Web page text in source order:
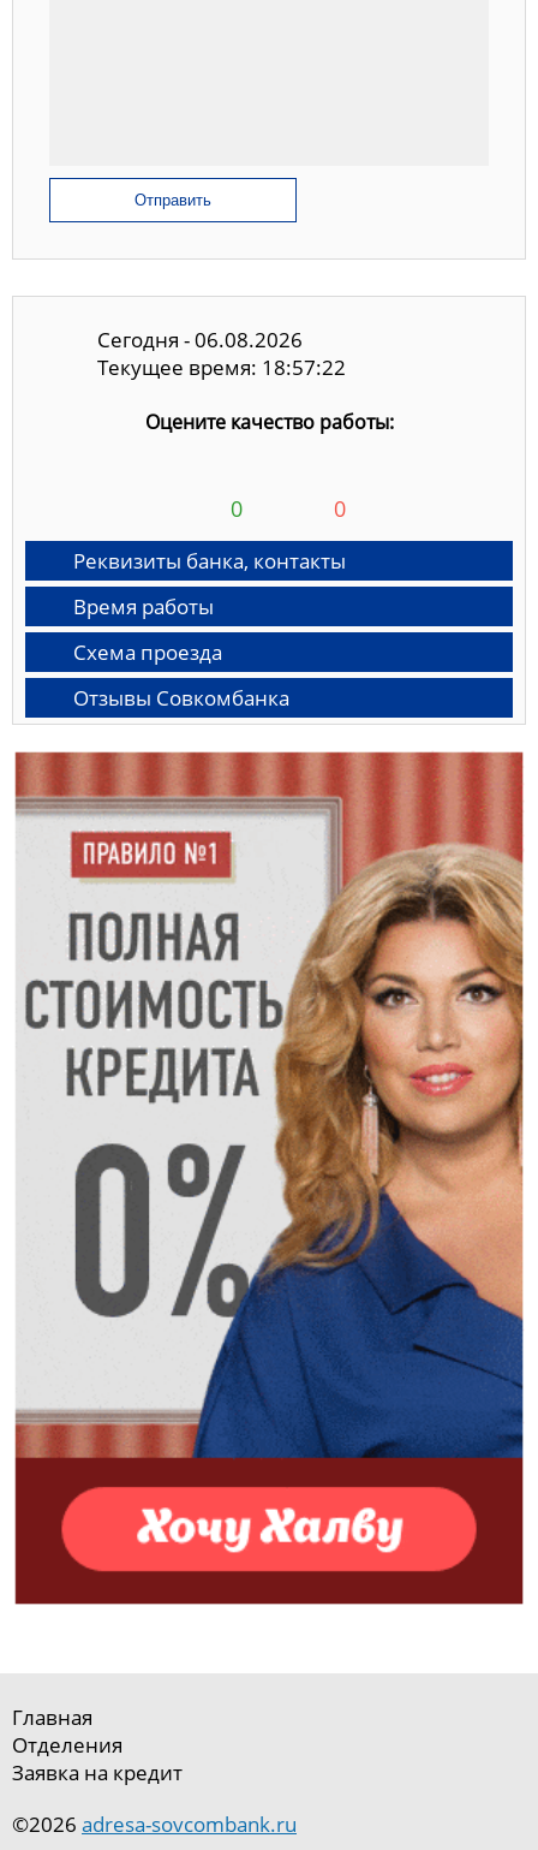
Отправить
Сегодня - 06.08.2026
Текущее время: 18:57:23
Оцените качество работы:
0 0
Реквизиты банка, контакты
Время работы
Схема проезда
Отзывы Совкомбанка
Главная
Отделения
Заявка на кредит
©2026 adresa-sovcombank.ru